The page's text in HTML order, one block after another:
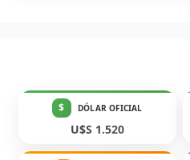
$ DÓLAR OFICIAL
U$S 1.520